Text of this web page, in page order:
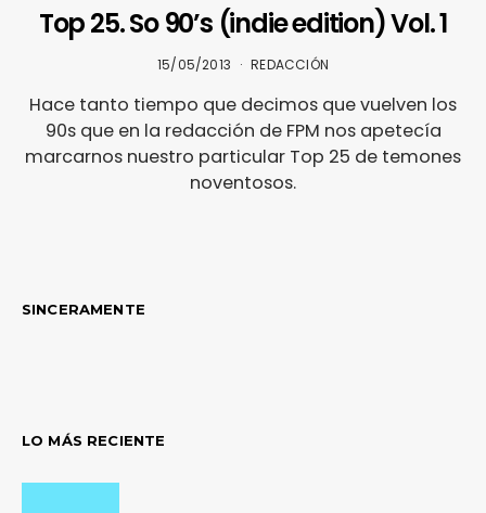
Top 25. So 90’s (indie edition) Vol. 1
15/05/2013 REDACCIÓN
Hace tanto tiempo que decimos que vuelven los
90s que en la redacción de FPM nos apetecía
marcarnos nuestro particular Top 25 de temones
noventosos.
SINCERAMENTE
LO MÁS RECIENTE